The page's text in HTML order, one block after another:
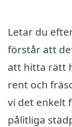
Letar du
förstår att
att hitta rätt
rent och
vi det enkelt
pålitliga